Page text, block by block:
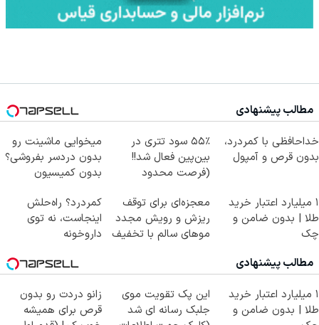
مطالب پیشنهادی
خداحافظی با کمردرد،
بدون قرص و آمپول
۵۵٪ سود تتری در
بین‌پین فعال شد!!
(فرصت محدود
میخوایی ماشینت رو
بدون دردسر بفروشی؟
بدون کمیسیون
۱ میلیارد اعتبار خرید
طلا | بدون ضامن و
چک
معجزه‌ای برای توقف
ریزش و رویش مجدد
موهای سالم با تخفیف
کمردرد؟ راه‌حلش
اینجاست، نه توی
داروخونه
مطالب پیشنهادی
۱ میلیارد اعتبار خرید
طلا | بدون ضامن و
این پک تقویت موی
جلبک رسانه ای شد
زانو دردت رو بدون
قرص برای همیشه